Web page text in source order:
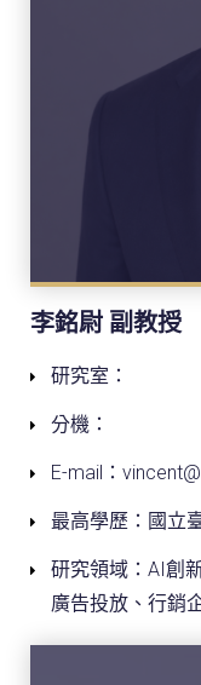
李銘尉 副教授
研究室：
分機：
E-mail：
最高學歷：國立
研究領域：AI創
廣告投放、行銷